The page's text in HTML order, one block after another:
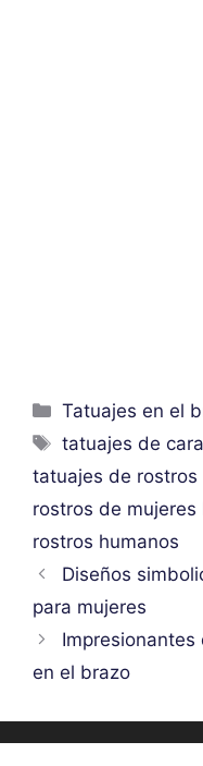
Categorías
Tatuajes en el
Etiquetas
tatuajes de
tatuajes de rostros
rostros de mujeres
rostros humanos
Diseños
para mujeres
en el brazo